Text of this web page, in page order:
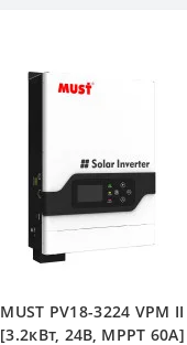
MUST PV18-3224 VPM II
[3.2кВт, 24В, MPPT 60А]